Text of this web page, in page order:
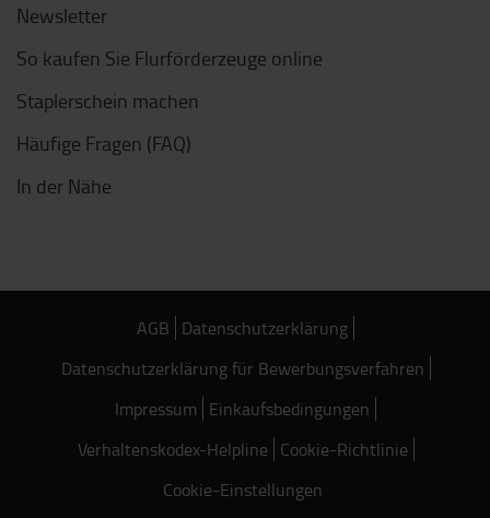
Newsletter
So kaufen Sie Flurförderzeuge online
Staplerschein machen
Häufige Fragen (FAQ)
In der Nähe
AGB Datenschutzerklärung
Datenschutzerklärung für Bewerbungsverfahren
Impressum Einkaufsbedingungen
Verhaltenskodex-Helpline Cookie-Richtlinie
Cookie-Einstellungen